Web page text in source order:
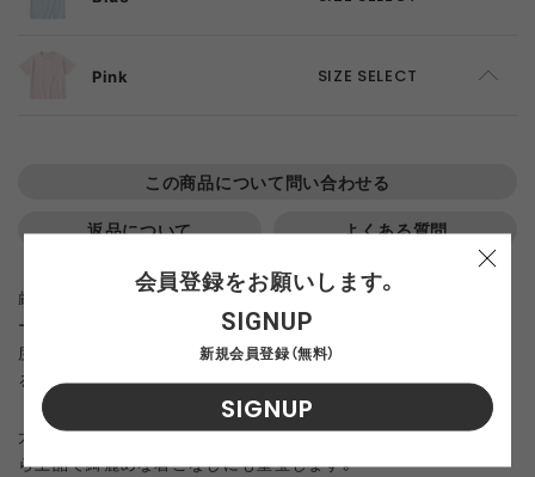
ADD TO CART
Pink SIZE SELECT
この商品について問い合わせる
返品について
よくある質問
厳しい基準をクリアした、トルコ・イズミール地方のGOTS認証オ
ーガニック長綿を使用しました。
度詰めに編み立てており、着込むほどに味のある風合いを楽しめ
るのが魅力です。
太めの襟リブが引き立つシンプルなデザインは、カジュアルなが
ら上品で綺麗めな着こなしにも重宝します。
会員登録をお願いします。
SIGNUP
新規会員登録（無料）
SIGNUP